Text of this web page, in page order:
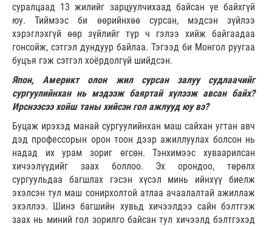
суралцаад 13 жилийг зарцуулчихаад байсан үе байхгүй
юу. Тиймээс би өөрийнхөө сурсан, мэдсэн зүйлээ
хэрэглэхгүй өөр зүйлийг түр ч гэлээ хийж байгаадаа
гонсойж, сэтгэл дундуур байлаа. Тэгээд би Монгол руугаа
буцъя гэж сэтгэл хоёрдолгүй шийдсэн.
Япон, Америкт олон жил сурсан залуу судлаачийг
сургуулийнхан нь мэдээж баяртай хүлээж авсан байх?
Ирснээсээ хойш таны хийсэн гол ажлууд юу вэ?
Буцаж ирэхэд манай сургуулийнхан маш сайхан угтан авч
дэд профессорын орон тоон дээр ажиллуулах болсон нь
надад их урам зориг өгсөн. Тэнхимээс хуваарилсан
хичээлүүдийг заах боллоо. Эх орондоо, төрөлх
сургуульдаа багшлах гэсэн хүсэл минь ийнхүү биелж
эхэлсэн тул маш сонирхолтой атлаа ачаалалтай ажиллаж
эхэллээ. Шинэ багшийн хувьд хичээлдээ сайн бэлтгэж
заах нь миний гол зорилго байсан тул хичээлд бэлтгэхэд